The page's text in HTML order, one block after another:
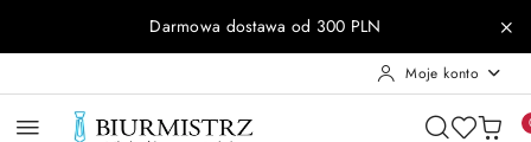
Przejdź do treści głównej
Przejdź do wyszukiwarki
Przejdź do moje konto
Przejdź do menu głównego
Przejdź do stopkiDarmowa dostawa od 300 PLN
Moje konto